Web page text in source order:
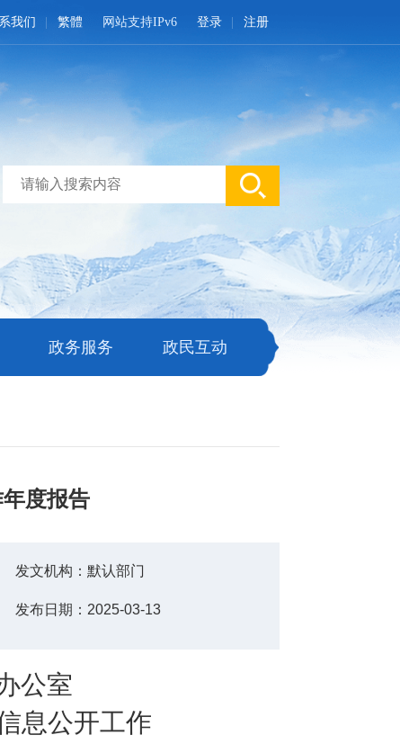
登录 注册
网站支持IPv6
我们 繁體
政务服务 政民互动
度报告
发文机构： 默认部门
发布日期： 2025-03-13
公室
息公开工作